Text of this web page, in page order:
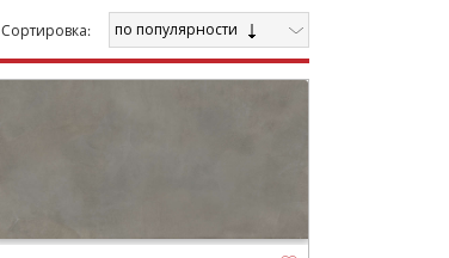
Cортировка: по популярности